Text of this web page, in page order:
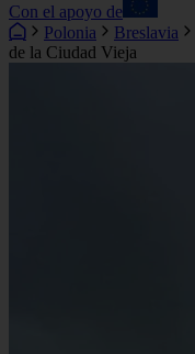
Con el apoyo de
Polonia
Breslavia
de la Ciudad Vieja